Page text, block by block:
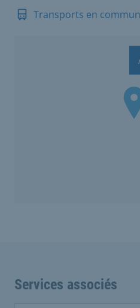
Transports en commun
Services associés